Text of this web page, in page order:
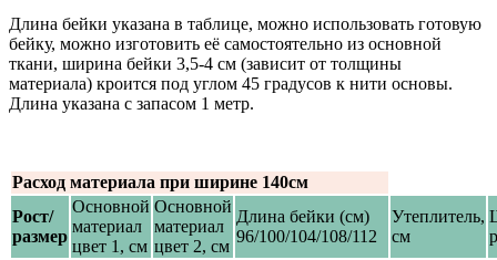
Длина бейки указана в таблице, можно использовать готовую
бейку, можно изготовить её самостоятельно из основной
ткани, ширина бейки 3,5-4 см (зависит от толщины
материала) кроится под углом 45 градусов к нити основы.
Длина указана с запасом 1 метр.
Расход материала при ширине 140см
Рост/
размер
Основной
материал
цвет 1, см
Основной
материал
цвет 2, см
Длина бейки (см)
96/100/104/108/112
Утеплитель,
см